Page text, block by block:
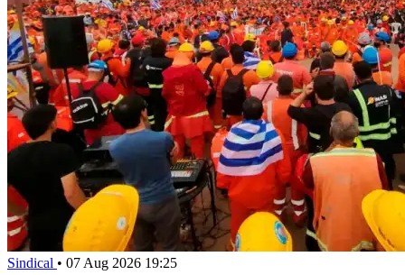
Sindical • 07 Aug 2026 19:25